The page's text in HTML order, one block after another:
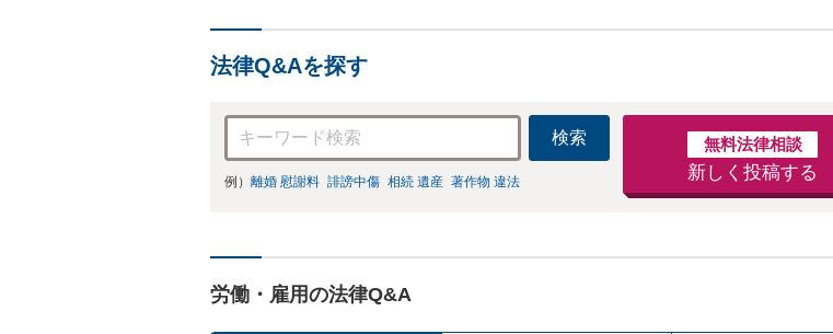
法律Q&Aを探す
検索
例） 離婚 慰謝料 誹謗中傷 相続 遺産 著作物 違法
無料法律相談
新しく投稿する
労働・雇用の法律Q&A